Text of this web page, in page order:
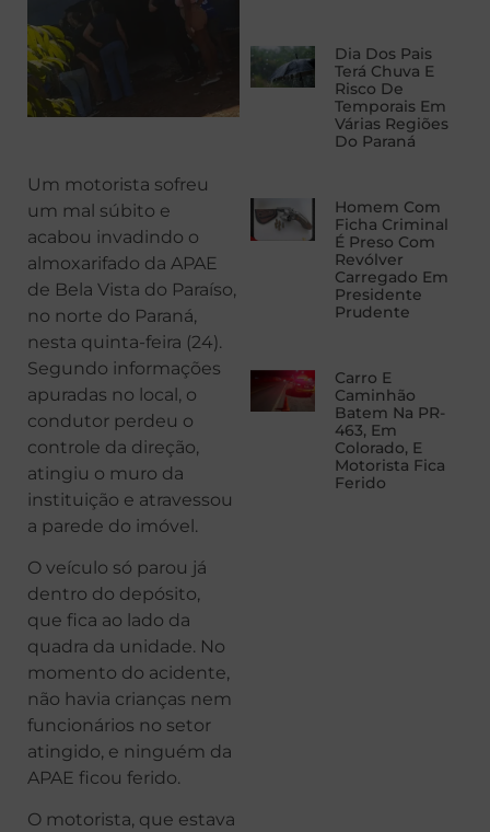
Um motorista sofreu
um mal súbito e
acabou invadindo o
almoxarifado da APAE
de Bela Vista do Paraíso,
no norte do Paraná,
nesta quinta-feira (24).
Segundo informações
apuradas no local, o
condutor perdeu o
controle da direção,
atingiu o muro da
instituição e atravessou
a parede do imóvel.
O veículo só parou já
dentro do depósito,
que fica ao lado da
quadra da unidade. No
momento do acidente,
não havia crianças nem
funcionários no setor
atingido, e ninguém da
APAE ficou ferido.
O motorista, que estava
Dia Dos Pais
Terá Chuva E
Risco De
Temporais Em
Várias Regiões
Do Paraná
Homem Com
Ficha Criminal
É Preso Com
Revólver
Carregado Em
Presidente
Prudente
Carro E
Caminhão
Batem Na PR-
463, Em
Colorado, E
Motorista Fica
Ferido